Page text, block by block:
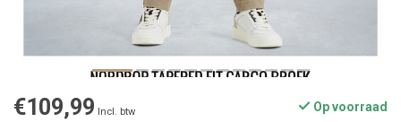
€109,99 Incl. btw Op voorraad